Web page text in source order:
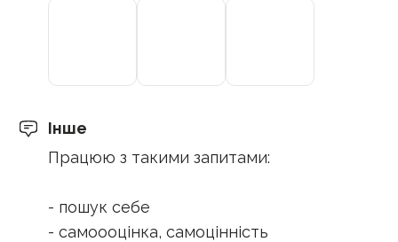
Інше
Працюю з такими запитами:
- пошук себе
- самоооцінка, самоцінність